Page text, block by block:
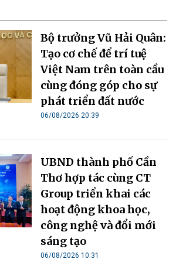
Bộ trưởng Vũ Hải Quân:
Tạo cơ chế để trí tuệ
Việt Nam trên toàn cầu
cùng đóng góp cho sự
phát triển đất nước
06/08/2026 20:39
UBND thành phố Cần
Thơ hợp tác cùng CT
Group triển khai các
hoạt động khoa học,
công nghệ và đổi mới
sáng tạo
06/08/2026 10:31